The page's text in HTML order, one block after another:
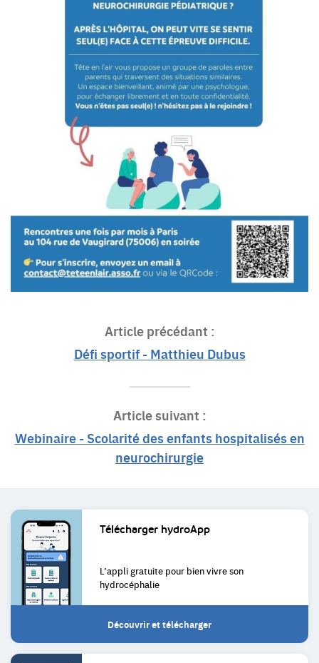
Article précédant :
Défi sportif - Matthieu Dubus
Article suivant :
Webinaire - Scolarité des enfants hospitalisés en
neurochirurgie
Liens
utiles
Télécharger hydroApp
L’appli gratuite pour bienvivre son
hydrocéphalie
Découvrir et télécharger